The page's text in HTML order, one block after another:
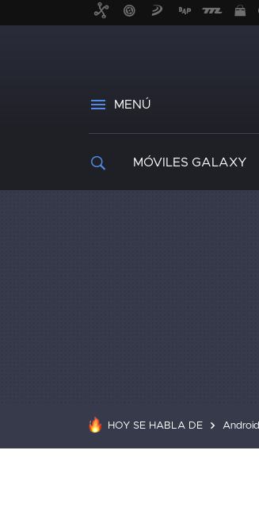
MENÚ
MÓVILES GALAXY
HOY SE HABLA DE Android